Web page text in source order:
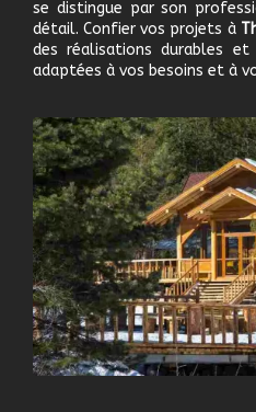
se distingue par son
détail. Confier vos projets à
des réalisations durables
adaptées à vos besoins et à